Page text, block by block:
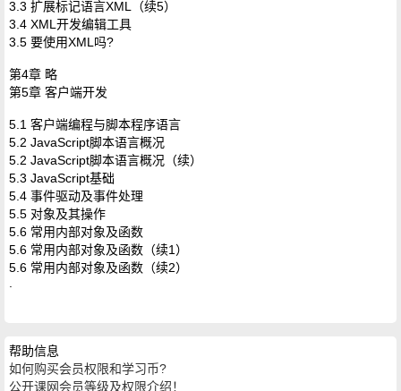
3.3 扩展标记语言XML（续5）
3.4 XML开发编辑工具
3.5 要使用XML吗?
第4章 略
第5章 客户端开发
5.1 客户端编程与脚本程序语言
5.2 JavaScript脚本语言概况
5.2 JavaScript脚本语言概况（续）
5.3 JavaScript基础
5.4 事件驱动及事件处理
5.5 对象及其操作
5.6 常用内部对象及函数
5.6 常用内部对象及函数（续1）
5.6 常用内部对象及函数（续2）
帮助信息
如何购买会员权限和学习币?
公开课网会员等级及权限介绍！